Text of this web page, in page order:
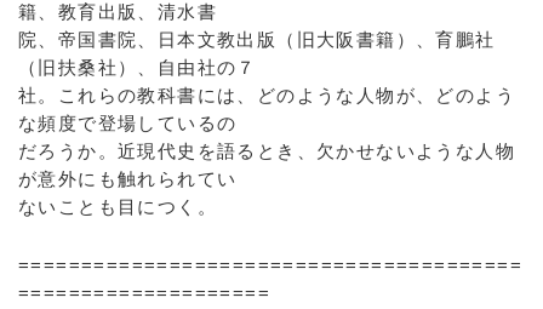
籍、教育出版、清水書
院、帝国書院、日本文教出版（旧大阪書籍）、育鵬社
（旧扶桑社）、自由社の７
社。これらの教科書には、どのような人物が、どのよう
な頻度で登場しているの
だろうか。近現代史を語るとき、欠かせないような人物
が意外にも触れられてい
ないことも目につく。
========================================
====================